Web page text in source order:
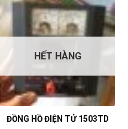
HẾT HÀNG
ĐỒNG HỒ ĐIỆN TỬ 1503TD